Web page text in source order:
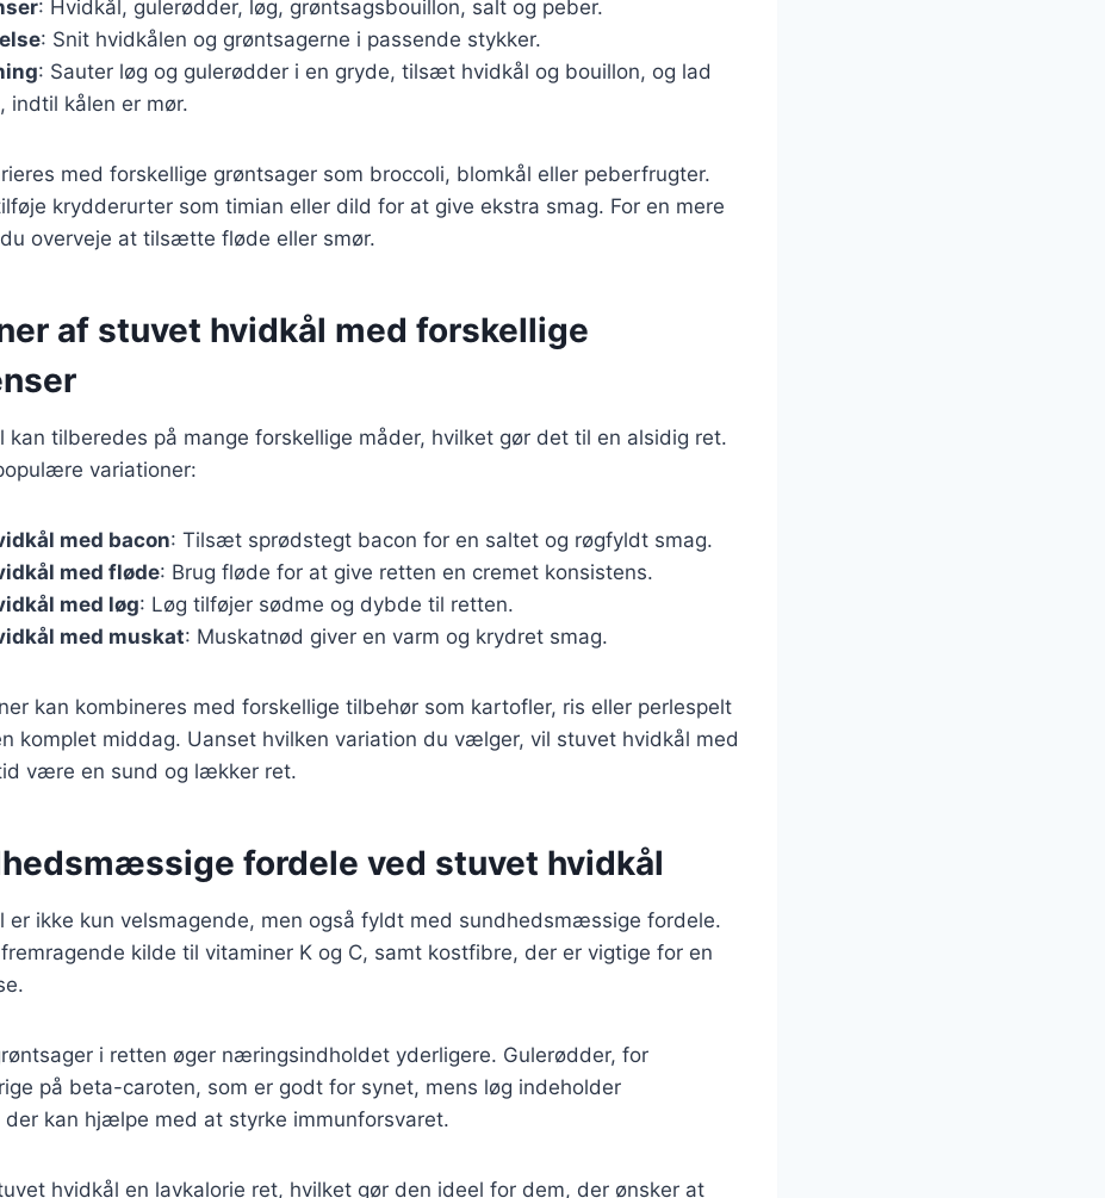
: Hvidkål, gulerødder, løg, grøntsagsbouillon, salt og peber.
: Snit hvidkålen og grøntsagerne i passende stykker.
: Sauter løg og gulerødder i en gryde, tilsæt hvidkål og bouillon, og lad
indtil kålen er mør.
med forskellige grøntsager som broccoli, blomkål eller peberfrugter.
krydderurter som timian eller dild for at give ekstra smag. For en mere
overveje at tilsætte fløde eller smør.
af stuvet hvidkål med forskellige
kan tilberedes på mange forskellige måder, hvilket gør det til en alsidig ret.
variationer:
med bacon: Tilsæt sprødstegt bacon for en saltet og røgfyldt smag.
med fløde: Brug fløde for at give retten en cremet konsistens.
med løg: Løg tilføjer sødme og dybde til retten.
med muskat: Muskatnød giver en varm og krydret smag.
kan kombineres med forskellige tilbehør som kartofler, ris eller perlespelt
komplet middag. Uanset hvilken variation du vælger, vil stuvet hvidkål med
være en sund og lækker ret.
fordele ved stuvet hvidkål
er ikke kun velsmagende, men også fyldt med sundhedsmæssige fordele.
kilde til vitaminer K og C, samt kostfibre, der er vigtige for en
i retten øger næringsindholdet yderligere. Gulerødder, for
på beta-caroten, som er godt for synet, mens løg indeholder
der kan hjælpe med at styrke immunforsvaret.
hvidkål en lavkalorie ret, hvilket gør den ideel for dem, der ønsker at